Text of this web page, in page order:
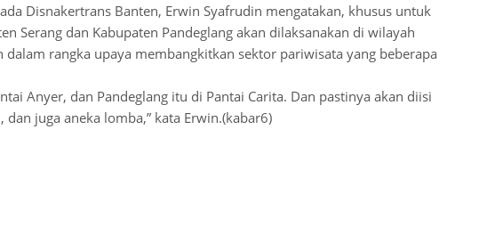
Disnakertrans Banten, Erwin Syafrudin mengatakan, khusus untuk
Serang dan Kabupaten Pandeglang akan dilaksanakan di wilayah
rangka upaya membangkitkan sektor pariwisata yang beberapa
Anyer, dan Pandeglang itu di Pantai Carita. Dan pastinya akan diisi
juga aneka lomba,” kata Erwin.(kabar6)